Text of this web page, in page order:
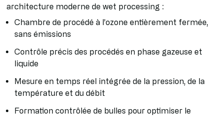
architecture moderne de wet processing :
Chambre de procédé à l’ozone entièrement fermée,
sans émissions
Contrôle précis des procédés en phase gazeuse et
liquide
Mesure en temps réel intégrée de la pression, de la
température et du débit
Formation contrôlée de bulles pour optimiser le